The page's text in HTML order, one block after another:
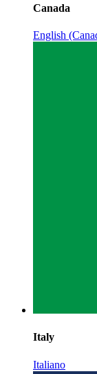
Canada
English
Italy
Italiano